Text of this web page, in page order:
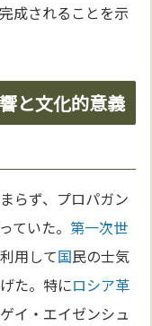
成されることを示
と文化的意義
らず、プロパガン
ていた。第一次世
用して国民の士気
た。特にロシア革
イ・エイゼンシュ